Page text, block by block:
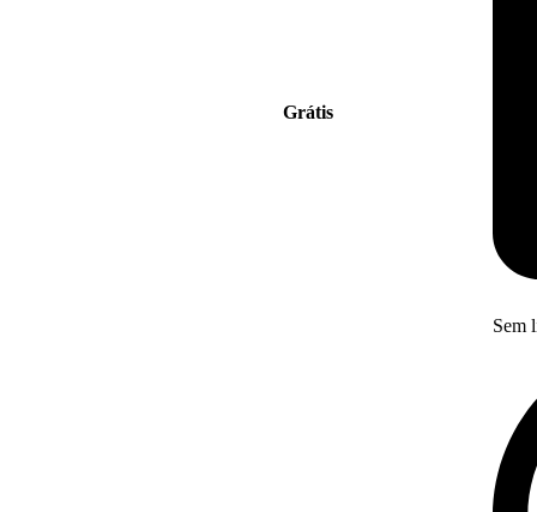
Grátis
Sem